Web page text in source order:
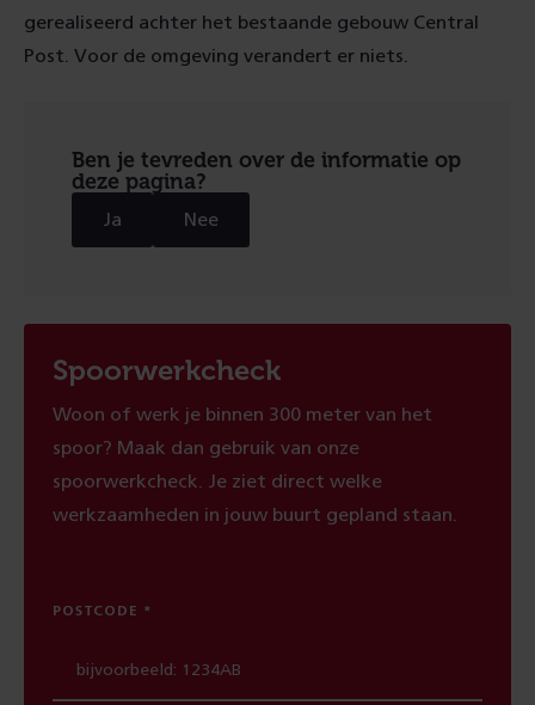
gerealiseerd achter het bestaande gebouw Central
Post. Voor de omgeving verandert er niets.
Ben je tevreden over de informatie op
deze pagina?
Ja Nee
Spoorwerkcheck
Woon of werk je binnen 300 meter van het
spoor? Maak dan gebruik van onze
spoorwerkcheck. Je ziet direct welke
werkzaamheden in jouw buurt gepland staan.
POSTCODE